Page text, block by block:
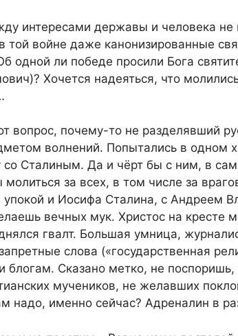
интересами державы и человека не
той войне даже канонизированные
одной ли победе просили Бога
Хочется надеяться, что
вопрос, почему-то не разделявший
волнений. Попытались в одном
со Сталиным. Да и чёрт бы с ним, в
за всех, в том числе за
и Иосифа Сталина, с Андреем
вечных мук. Христос на кресте
гвалт. Большая умница,
слова («государственная
блогам. Сказано метко, не
мучеников, не желавших
надо, именно сейчас? Адреналин в